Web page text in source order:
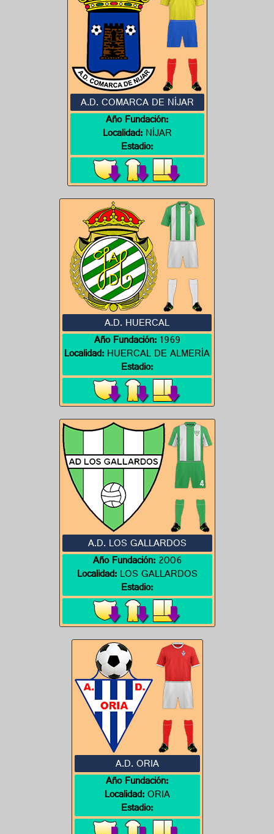
A.D. COMARCA DE NÍJAR
Año Fundación:
Localidad:NÍJAR
Estadio:
A.D. HUERCAL
Año Fundación:1969
Localidad:HUERCAL DE ALMERÍA
Estadio:
A.D. LOS GALLARDOS
Año Fundación:2006
Localidad:LOS GALLARDOS
Estadio:
A.D. ORIA
Año Fundación:
Localidad:ORIA
Estadio: